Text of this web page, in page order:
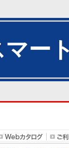
マー